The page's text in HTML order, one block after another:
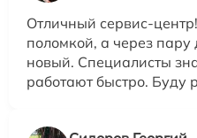
Отличный сервис-
поломкой, а через пару
новый. Специалисты
работают быстро. Буду